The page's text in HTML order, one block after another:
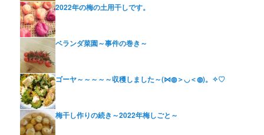
2022年の梅の土用干しです。
ベランダ菜園～事件の巻き～
ゴーヤ～～～～～収穫しました～(⋈◍＞◡＜◍)。✧♡
梅干し作りの続き～2022年梅しごと～